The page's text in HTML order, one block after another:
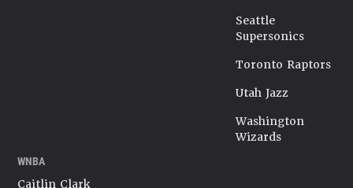
Seattle
Supersonics
Toronto Raptors
Utah Jazz
Washington
Wizards
WNBA
Caitlin Clark